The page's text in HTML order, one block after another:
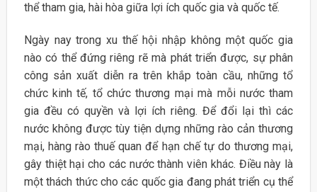
thể tham gia, hài hòa giữa lợi ích quốc gia và quốc tế.
Ngày nay trong xu thế hội nhập không một quốc gia
nào có thể đứng riêng rẽ mà phát triển được, sự phân
công sản xuất diễn ra trên khắp toàn cầu, những tổ
chức kinh tế, tổ chức thương mại mà mỗi nước tham
gia đều có quyền và lợi ích riêng. Để đổi lại thì các
nước không được tùy tiện dựng những rào cản thương
mại, hàng rào thuế quan để hạn chế tự do thương mại,
gây thiệt hại cho các nước thành viên khác. Điều này là
một thách thức cho các quốc gia đang phát triển cụ thể